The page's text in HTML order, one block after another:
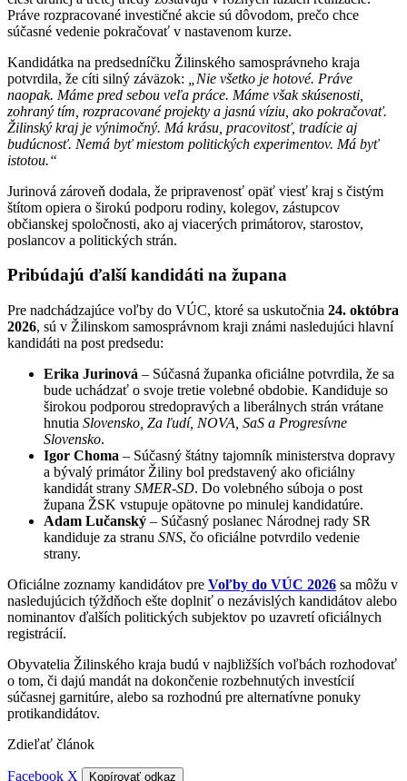
Práve rozpracované investičné akcie sú dôvodom, prečo chce
súčasné vedenie pokračovať v nastavenom kurze.
Kandidátka na predsedníčku Žilinského samosprávneho kraja
potvrdila, že cíti silný záväzok:
„Nie všetko je hotové. Práve
naopak. Máme pred sebou veľa práce. Máme však skúsenosti,
zohraný tím, rozpracované projekty a jasnú víziu, ako pokračovať.
Žilinský kraj je výnimočný. Má krásu, pracovitosť, tradície aj
budúcnosť. Nemá byť miestom politických experimentov. Má byť
istotou.“
Jurinová zároveň dodala, že pripravenosť opäť viesť kraj s čistým
štítom opiera o širokú podporu rodiny, kolegov, zástupcov
občianskej spoločnosti, ako aj viacerých primátorov, starostov,
poslancov a politických strán.
Pribúdajú ďalší kandidáti na župana
Pre nadchádzajúce voľby do VÚC, ktoré sa uskutočnia 24. októbra
2026, sú v Žilinskom samosprávnom kraji známi nasledujúci hlavní
kandidáti na post predsedu:
Erika Jurinová – Súčasná županka oficiálne potvrdila, že sa
bude uchádzať o svoje tretie volebné obdobie. Kandiduje so
širokou podporou stredopravých a liberálnych strán vrátane
hnutia Slovensko, Za ľudí, NOVA, SaS a Progresívne
Slovensko.
Igor Choma – Súčasný štátny tajomník ministerstva dopravy
a bývalý primátor Žiliny bol predstavený ako oficiálny
kandidát strany SMER-SD. Do volebného súboja o post
župana ŽSK vstupuje opätovne po minulej kandidatúre.
Adam Lučanský – Súčasný poslanec Národnej rady SR
kandiduje za stranu SNS, čo oficiálne potvrdilo vedenie
strany.
Oficiálne zoznamy kandidátov pre Voľby do VÚC 2026 sa môžu v
nasledujúcich týždňoch ešte doplniť o nezávislých kandidátov alebo
nominantov ďalších politických subjektov po uzavretí oficiálnych
registrácií.
Obyvatelia Žilinského kraja budú v najbližších voľbách rozhodovať
o tom, či dajú mandát na dokončenie rozbehnutých investícií
súčasnej garnitúre, alebo sa rozhodnú pre alternatívne ponuky
protikandidátov.
Zdieľať článok
Facebook X Kopírovať odkaz